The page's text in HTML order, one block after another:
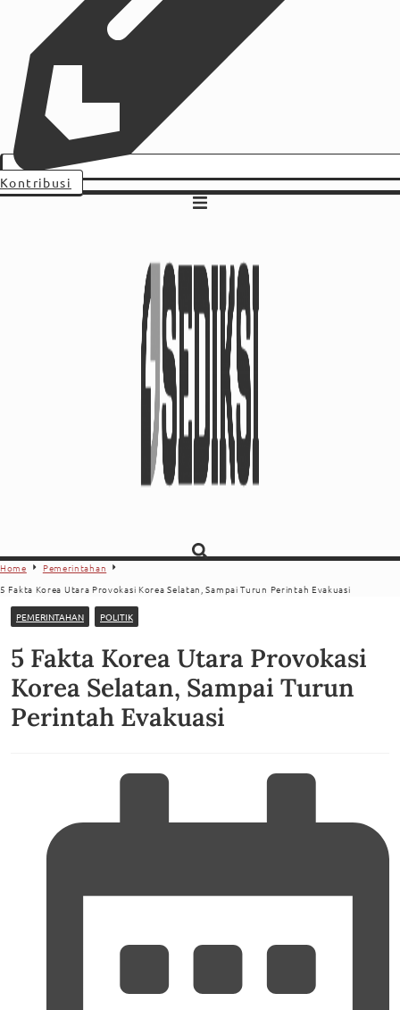
Kontribusi
Home
Pemerintahan
5 Fakta Korea Utara Provokasi Korea Selatan, Sampai Turun Perintah Evakuasi
PEMERINTAHAN POLITIK
5 Fakta Korea Utara Provokasi
Korea Selatan, Sampai Turun
Perintah Evakuasi